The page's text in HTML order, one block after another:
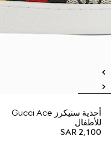
أحذية سنيكرز Gucci Ace
للأطفال
SAR 2,100